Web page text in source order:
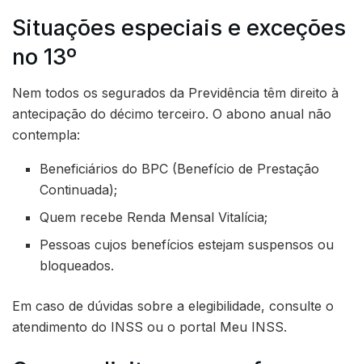
Situações especiais e exceções
no 13º
Nem todos os segurados da Previdência têm direito à
antecipação do décimo terceiro. O abono anual não
contempla:
Beneficiários do BPC (Benefício de Prestação
Continuada);
Quem recebe Renda Mensal Vitalícia;
Pessoas cujos benefícios estejam suspensos ou
bloqueados.
Em caso de dúvidas sobre a elegibilidade, consulte o
atendimento do INSS ou o portal Meu INSS.